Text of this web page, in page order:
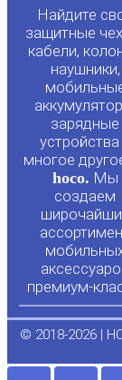
Найдите
защитные
кабели,
наушники,
зарядные
устройства
многое
hoco. Мы
создаем
премиум-
© 2018-2026 |